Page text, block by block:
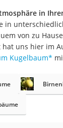
Akku-
in
in
von zu
uns hier im
Kugelbaum*